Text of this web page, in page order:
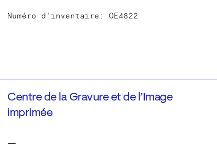
Numéro d'inventaire: OE4822
Centre de la Gravure et de l’Image
imprimée
—